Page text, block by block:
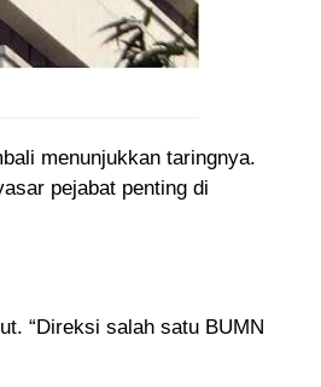
menunjukkan taringnya.
pejabat penting di
“Direksi salah satu BUMN